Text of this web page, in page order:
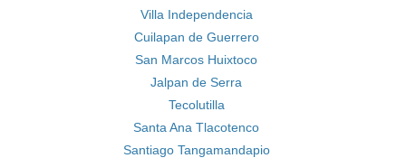
Villa Independencia
Cuilapan de Guerrero
San Marcos Huixtoco
Jalpan de Serra
Tecolutilla
Santa Ana Tlacotenco
Santiago Tangamandapio